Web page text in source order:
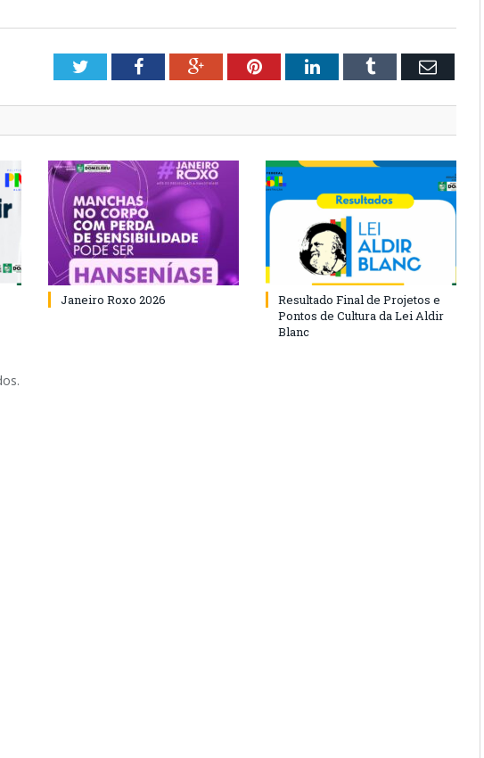
TwitterFacebookGoogle+PinterestLinkedInTumblr Email
Janeiro Roxo 2026
Resultado Final de Projetos e
Pontos de Cultura da Lei Aldir
Blanc